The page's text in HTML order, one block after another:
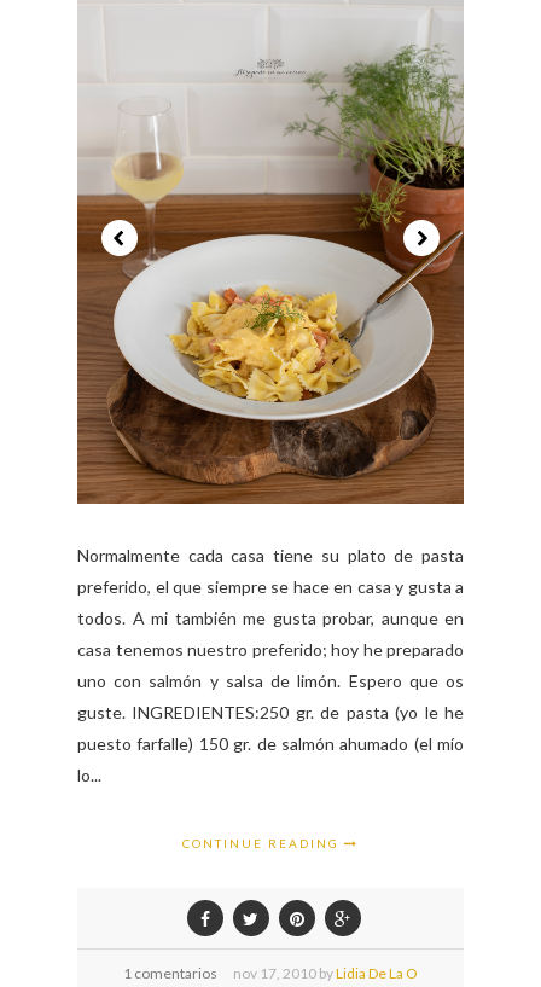
Normalmente cada casa tiene su plato de pasta
preferido, el que siempre se hace en casa y gusta a
todos. A mi también me gusta probar, aunque en
casa tenemos nuestro preferido; hoy he preparado
uno con salmón y salsa de limón. Espero que os
guste. INGREDIENTES:250 gr. de pasta (yo le he
puesto farfalle) 150 gr. de salmón ahumado (el mío
lo...
CONTINUE READING
1 comentarios nov 17, 2010 byLidia De La O